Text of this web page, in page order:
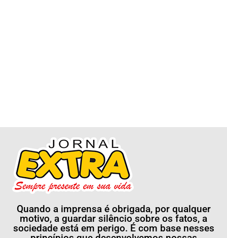
Quando a imprensa é obrigada, por qualquer
motivo, a guardar silêncio sobre os fatos, a
sociedade está em perigo. É com base nesses